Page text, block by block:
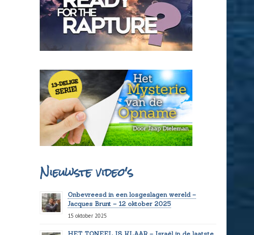
Nieuwste video's
Onbevreesd in een losgeslagen wereld –
Jacques Brunt – 12 oktober 2025
15 oktober 2025